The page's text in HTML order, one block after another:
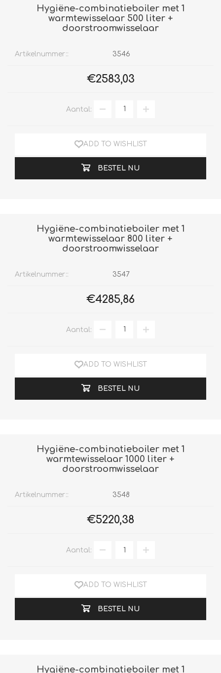
Hygiëne-combinatieboiler met 1
warmtewisselaar 500 liter +
doorstroomwisselaar
Artikelnummer:: 3546
€2583,03
Aantal:
ADD TO WISHLIST
BESTEL NU
Hygiëne-combinatieboiler met 1
warmtewisselaar 800 liter +
doorstroomwisselaar
Artikelnummer:: 3547
€4285,86
Aantal:
ADD TO WISHLIST
BESTEL NU
Hygiëne-combinatieboiler met 1
warmtewisselaar 1000 liter +
doorstroomwisselaar
Artikelnummer:: 3548
€5220,38
Aantal:
ADD TO WISHLIST
BESTEL NU
Hygiëne-combinatieboiler met 1